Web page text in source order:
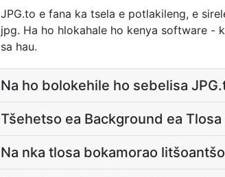
JPG.to e fana ka tsela e potlakileng, e
jpg. Ha ho hlokahale ho kenya software -
sa hau.
Na ho bolokehile ho sebelisa
Tšehetso ea Background ea Tlosa
Na nka tlosa bokamorao